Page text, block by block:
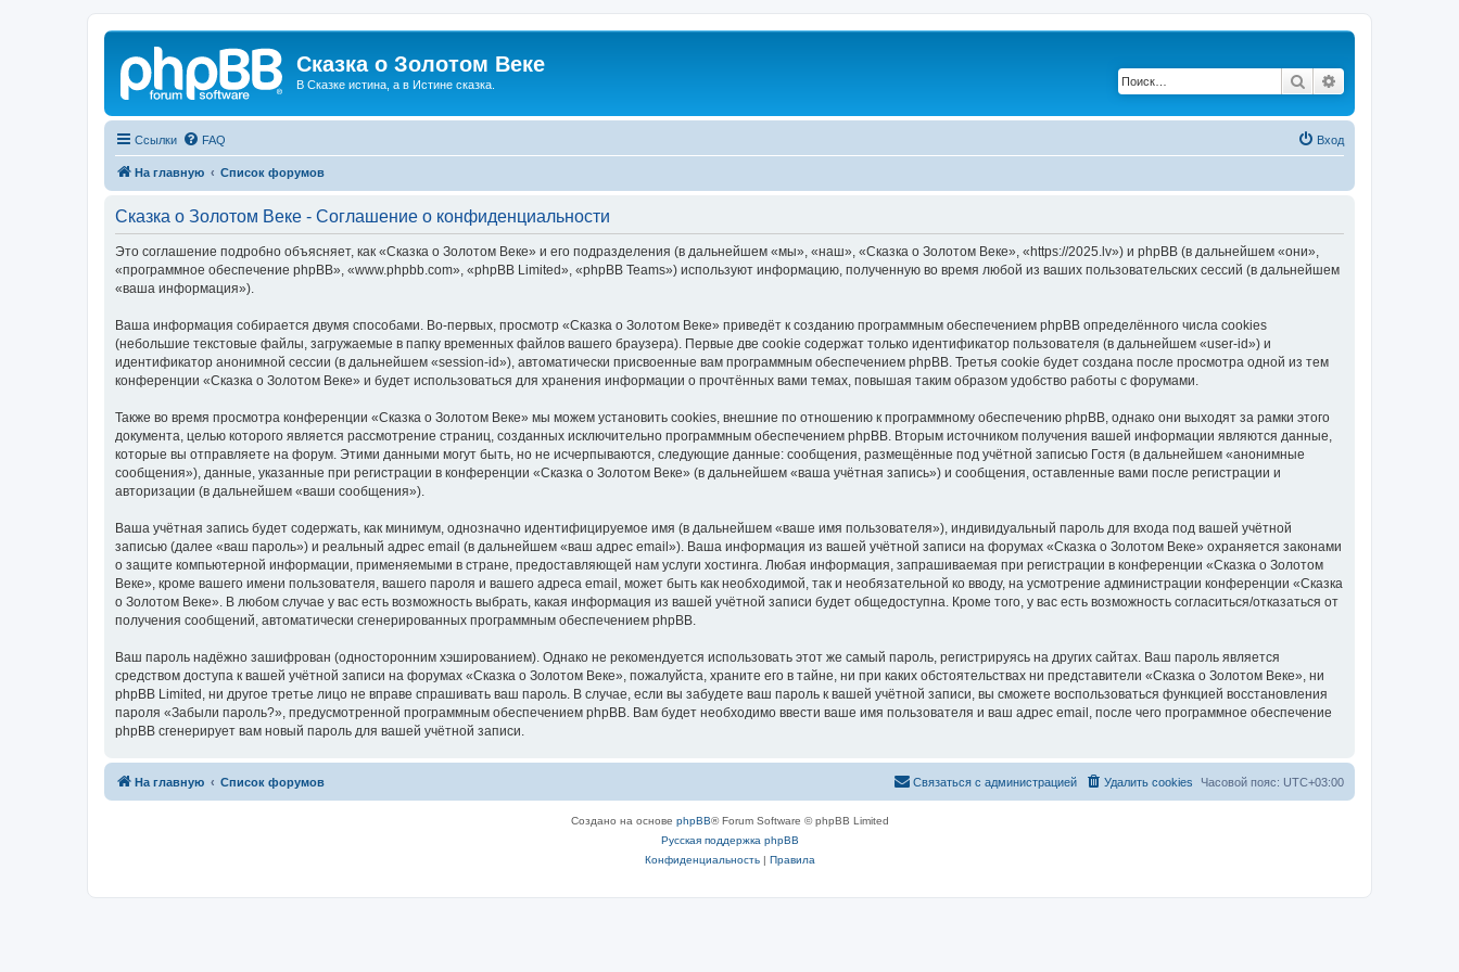
Сказка о Золотом Веке
В Сказке истина, а в Истине сказка. Поиск
Ссылки FAQ Вход
На главную Список форумов
Сказка о Золотом Веке - Соглашение о конфиденциальности
Это соглашение подробно объясняет, как «Сказка о Золотом Веке» и его подразделения (в дальнейшем «мы», «наш», «Сказка о Золотом Веке», «https://2025.lv») и phpBB (в дальнейшем «они»,
«программное обеспечение phpBB», «www.phpbb.com», «phpBB Limited», «phpBB Teams») используют информацию, полученную во время любой из ваших пользовательских сессий (в дальнейшем
«ваша информация»).
Ваша информация собирается двумя способами. Во-первых, просмотр «Сказка о Золотом Веке» приведёт к созданию программным обеспечением phpBB определённого числа cookies
(небольшие текстовые файлы, загружаемые в папку временных файлов вашего браузера). Первые две cookie содержат только идентификатор пользователя (в дальнейшем «user-id») и
идентификатор анонимной сессии (в дальнейшем «session-id»), автоматически присвоенные вам программным обеспечением phpBB. Третья cookie будет создана после просмотра одной из тем
конференции «Сказка о Золотом Веке» и будет использоваться для хранения информации о прочтённых вами темах, повышая таким образом удобство работы с форумами.
Также во время просмотра конференции «Сказка о Золотом Веке» мы можем установить cookies, внешние по отношению к программному обеспечению phpBB, однако они выходят за рамки этого
документа, целью которого является рассмотрение страниц, созданных исключительно программным обеспечением phpBB. Вторым источником получения вашей информации являются данные,
которые вы отправляете на форум. Этими данными могут быть, но не исчерпываются, следующие данные: сообщения, размещённые под учётной записью Гостя (в дальнейшем «анонимные
сообщения»), данные, указанные при регистрации в конференции «Сказка о Золотом Веке» (в дальнейшем «ваша учётная запись») и сообщения, оставленные вами после регистрации и
авторизации (в дальнейшем «ваши сообщения»).
Ваша учётная запись будет содержать, как минимум, однозначно идентифицируемое имя (в дальнейшем «ваше имя пользователя»), индивидуальный пароль для входа под вашей учётной
записью (далее «ваш пароль») и реальный адрес email (в дальнейшем «ваш адрес email»). Ваша информация из вашей учётной записи на форумах «Сказка о Золотом Веке» охраняется законами
о защите компьютерной информации, применяемыми в стране, предоставляющей нам услуги хостинга. Любая информация, запрашиваемая при регистрации в конференции «Сказка о Золотом
Веке», кроме вашего имени пользователя, вашего пароля и вашего адреса email, может быть как необходимой, так и необязательной ко вводу, на усмотрение администрации конференции «Сказка
о Золотом Веке». В любом случае у вас есть возможность выбрать, какая информация из вашей учётной записи будет общедоступна. Кроме того, у вас есть возможность согласиться/отказаться от
получения сообщений, автоматически сгенерированных программным обеспечением phpBB.
Ваш пароль надёжно зашифрован (односторонним хэшированием). Однако не рекомендуется использовать этот же самый пароль, регистрируясь на других сайтах. Ваш пароль является
средством доступа к вашей учётной записи на форумах «Сказка о Золотом Веке», пожалуйста, храните его в тайне, ни при каких обстоятельствах ни представители «Сказка о Золотом Веке», ни
phpBB Limited, ни другое третье лицо не вправе спрашивать ваш пароль. В случае, если вы забудете ваш пароль к вашей учётной записи, вы сможете воспользоваться функцией восстановления
пароля «Забыли пароль?», предусмотренной программным обеспечением phpBB. Вам будет необходимо ввести ваше имя пользователя и ваш адрес email, после чего программное обеспечение
phpBB сгенерирует вам новый пароль для вашей учётной записи.
На главную Список форумов Часовой пояс: UTC+03:00
Удалить cookies
Связаться с администрацией
Создано на основе phpBB® Forum Software © phpBB Limited
Русская поддержка phpBB
Конфиденциальность| Правила